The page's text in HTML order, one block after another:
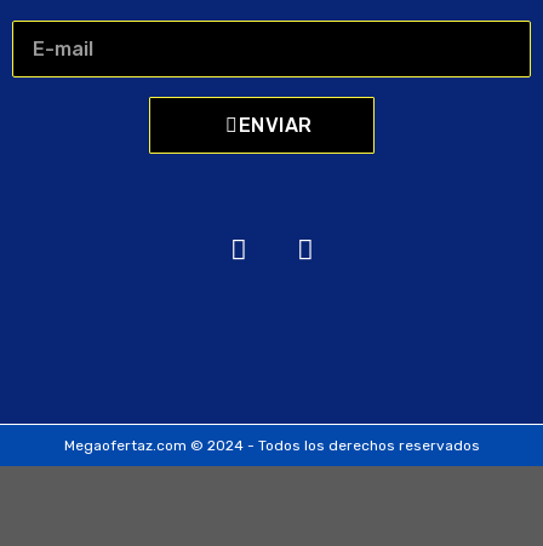
ENVIAR
Megaofertaz.com © 2024 - Todos los derechos reservados